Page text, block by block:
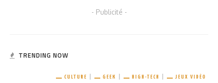
- Publicité -
TRENDING NOW
CULTURE GEEK HIGH-TECH JEUX VIDÉO